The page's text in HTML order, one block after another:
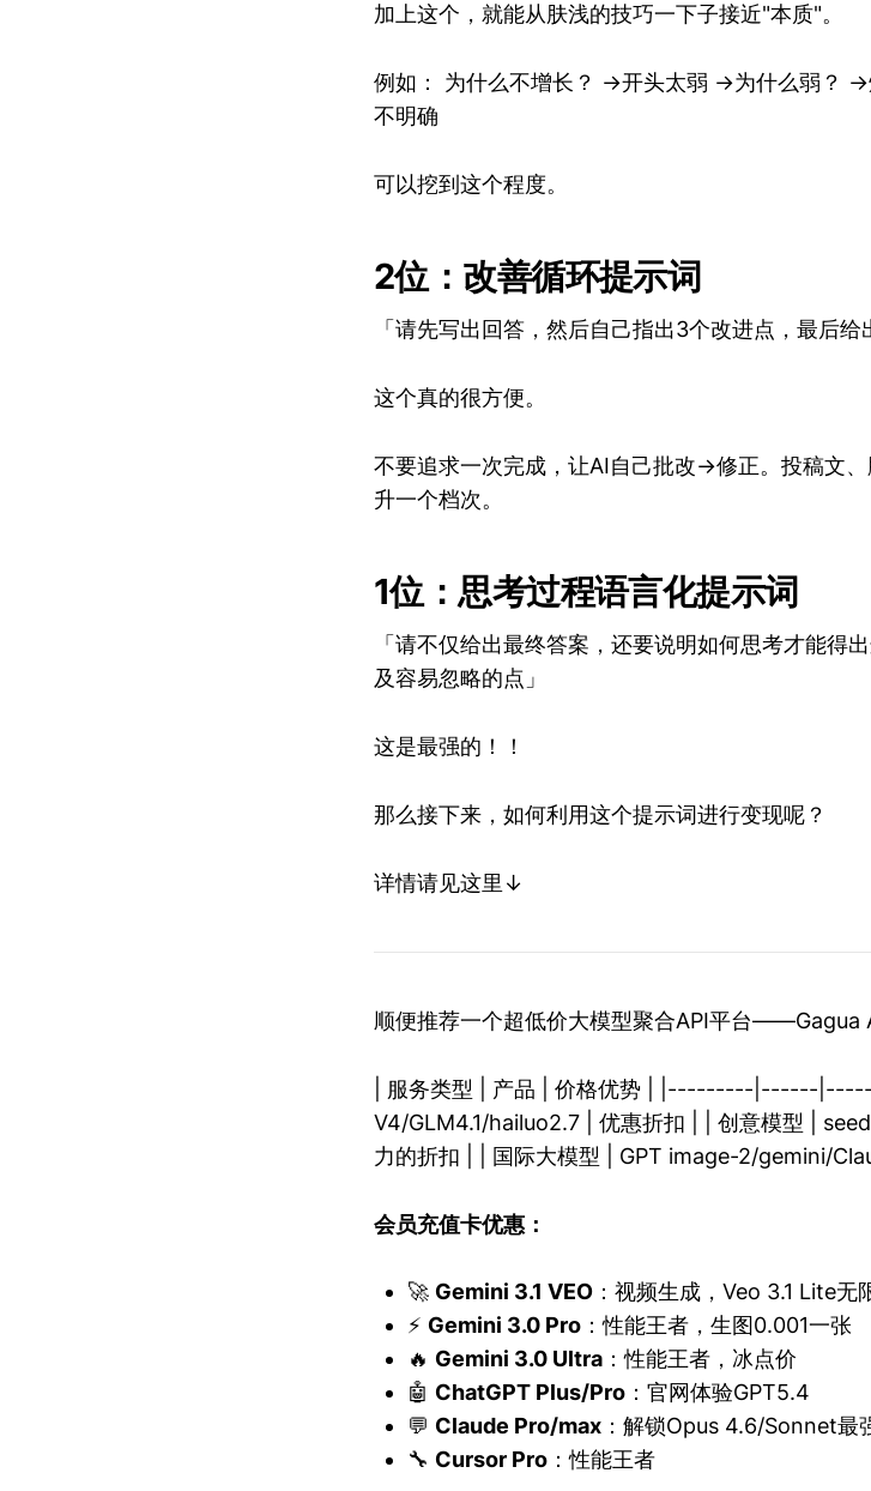
加上这个，就能从肤浅的技巧一下子接近"本质"。
例如： 为什么不增长？ →开头太弱 →为什么弱？
不明确
可以挖到这个程度。
2位：改善循环提示词
「请先写出回答，然后自己指出3个改进点，最后给
这个真的很方便。
不要追求一次完成，让AI自己批改→修正。投稿文
升一个档次。
1位：思考过程语言化提示词
「请不仅给出最终答案，还要说明如何思考才能得
及容易忽略的点」
这是最强的！！
那么接下来，如何利用这个提示词进行变现呢？
详情请见这里↓
顺便推荐一个超低价大模型聚合API平台——Gagua
| 服务类型 | 产品 | 价格优势 | |---------|------
V4/GLM4.1/hailuo2.7 | 优惠折扣 | | 创意模型 |
力的折扣 | | 国际大模型 | GPT image-2/gemini/
会员充值卡优惠：
🚀 Gemini 3.1 VEO ：视频生成，Veo 3.1 Lite
⚡ Gemini 3.0 Pro ：性能王者，生图0.001一张
🔥 Gemini 3.0 Ultra ：性能王者，冰点价
🤖 ChatGPT Plus/Pro ：官网体验GPT5.4
💬 Claude Pro/max ：解锁Opus 4.6/Sonnet最
🔧 Cursor Pro ：性能王者